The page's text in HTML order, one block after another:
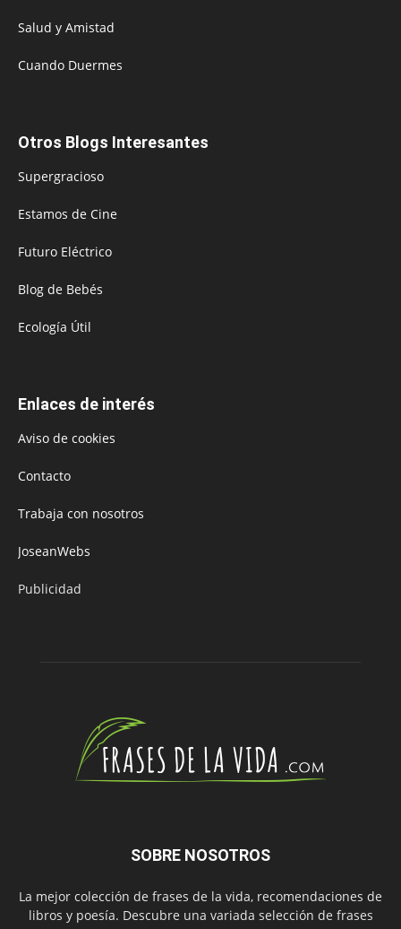
Salud y Amistad
Cuando Duermes
Otros Blogs Interesantes
Supergracioso
Estamos de Cine
Futuro Eléctrico
Blog de Bebés
Ecología Útil
Enlaces de interés
Aviso de cookies
Contacto
Trabaja con nosotros
JoseanWebs
Publicidad
SOBRE NOSOTROS
La mejor colección de frases de la vida, recomendaciones de
libros y poesía. Descubre una variada selección de frases